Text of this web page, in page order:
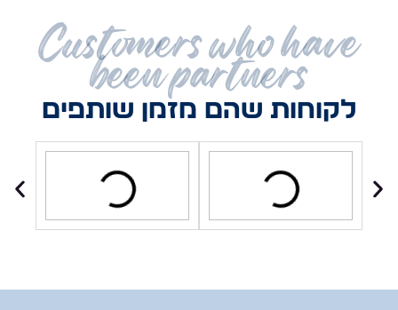
Customers who have
been partners
לקוחות שהם מזמן שותפים